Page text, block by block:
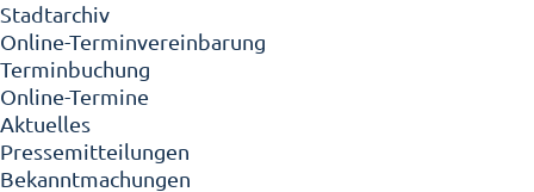
Stadtarchiv
Online-Terminvereinbarung
Terminbuchung
Online-Termine
Aktuelles
Pressemitteilungen
Bekanntmachungen